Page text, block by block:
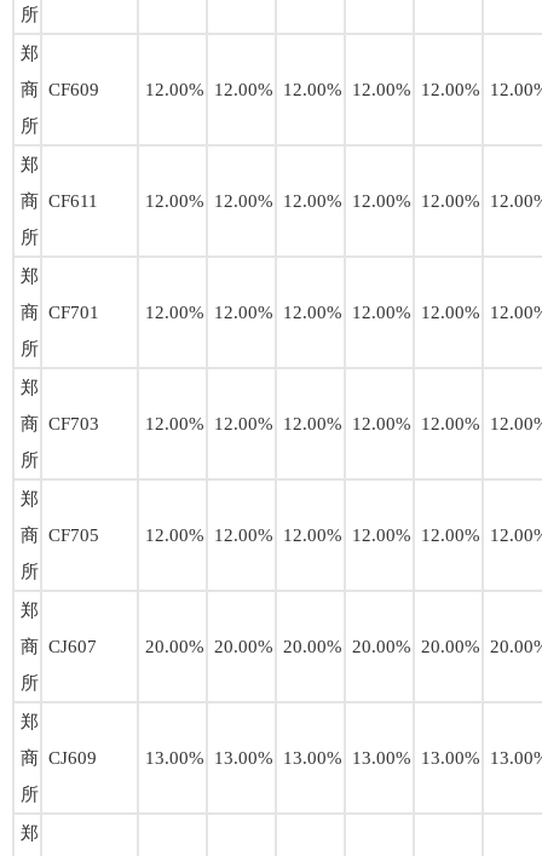
所
郑
商
所
CF609 12.00% 12.00% 12.00% 12.00% 12.00%
郑
商
所
CF611 12.00% 12.00% 12.00% 12.00% 12.00%
郑
商
所
CF701 12.00% 12.00% 12.00% 12.00% 12.00%
郑
商
所
CF703 12.00% 12.00% 12.00% 12.00% 12.00%
郑
商
所
CF705 12.00% 12.00% 12.00% 12.00% 12.00%
郑
商
所
CJ607 20.00% 20.00% 20.00% 20.00% 20.00%
郑
商
所
CJ609 13.00% 13.00% 13.00% 13.00% 13.00%
郑